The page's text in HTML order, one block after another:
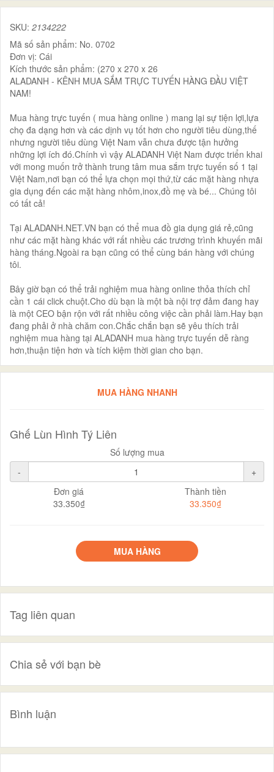
SKU: 2134222
Mã số sản phẩm: No. 0702
Đơn vị: Cái
Kích thước sản phẩm: (270 x 270 x 26
ALADANH - KÊNH MUA SẮM TRỰC TUYẾN HÀNG ĐẦU VIỆT
NAM!
Mua hàng trực tuyến ( mua hàng online ) mang lại sự tiện lợi,lựa
chọ đa dạng hơn và các dịnh vụ tốt hơn cho người tiêu dùng,thế
nhưng người tiêu dùng Việt Nam vẫn chưa được tận hưởng
những lợi ích đó.Chính vì vậy ALADANH Việt Nam được triển khai
với mong muốn trở thành trung tâm mua sắm trực tuyến số 1 tại
Việt Nam,nơi bạn có thể lựa chọn mọi thứ,từ các mặt hàng nhựa
gia dụng đến các mặt hàng nhôm,inox,đồ mẹ và bé... Chúng tôi
có tất cả!
Tại ALADANH.NET.VN bạn có thể mua đồ gia dụng giá rẻ,cũng
như các mặt hàng khác với rất nhiều các trương trình khuyến mãi
hàng tháng.Ngoài ra bạn cũng có thể cùng bán hàng với chúng
tôi.
Bây giờ bạn có thể trải nghiệm mua hàng online thỏa thích chỉ
cần 1 cái click chuột.Cho dù bạn là một bà nội trợ đảm đang hay
là một CEO bận rộn với rất nhiều công việc cần phải làm.Hay bạn
đang phải ở nhà chăm con.Chắc chắn bạn sẽ yêu thích trải
nghiệm mua hàng tại ALADANH mua hàng trực tuyến dễ ràng
hơn,thuận tiện hơn và tích kiệm thời gian cho bạn.
MUA HÀNG NHANH
Ghế Lùn Hình Tý Liên
Số lượng mua
-
+
Đơn giá
33.350₫
Thành tiền
33.350₫
MUA HÀNG
Tag liên quan
Chia sẻ với bạn bè
Bình luận